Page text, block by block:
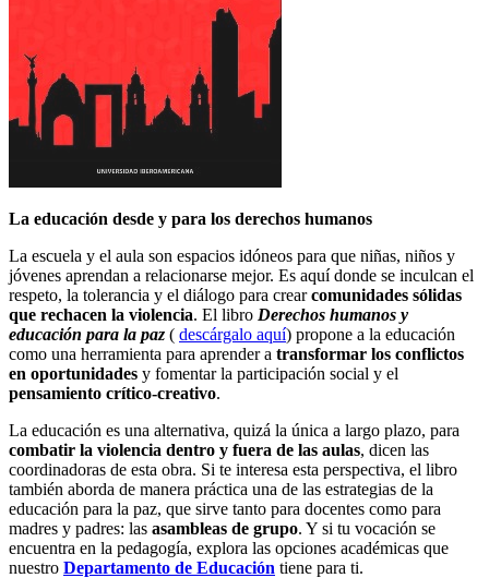
La educación desde y para los derechos humanos
La escuela y el aula son espacios idóneos para que niñas, niños y
jóvenes aprendan a relacionarse mejor. Es aquí donde se inculcan el
respeto, la tolerancia y el diálogo para crearcomunidades sólidas
que rechacen la violencia. El libro Derechos humanos y
educación para la paz ( descárgalo aquí) propone a la educación
como una herramienta para aprender a transformar los conflictos
en oportunidades y fomentar la participación social y el
pensamiento crítico-creativo.
La educación es una alternativa, quizá la única a largo plazo, para
combatir la violencia dentro y fuera de las aulas, dicen las
coordinadoras de esta obra. Si te interesa esta perspectiva, el libro
también aborda de manera práctica una de las estrategias de la
educación para la paz, que sirve tanto para docentes como para
madres y padres: las asambleas de grupo. Y si tu vocación se
encuentra en la pedagogía, explora las opciones académicas que
nuestro Departamento de Educación tiene para ti.